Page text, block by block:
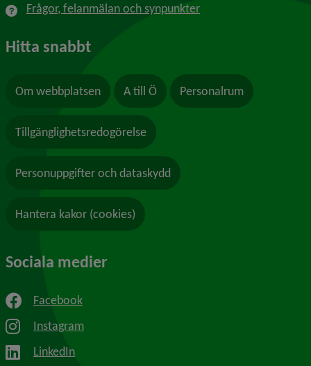
Frågor, felanmälan och synpunkter
Hitta snabbt
Om webbplatsen A till Ö Personalrum
Tillgänglighetsredogörelse
Personuppgifter och dataskydd
Hantera kakor (cookies)
Sociala medier
Facebook
Instagram
LinkedIn